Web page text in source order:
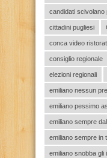
candidati
cittadini pugliesi
conca video
consiglio regionale
elezioni regionali
emiliano nessun
emiliano pessimo
emiliano sempre
emiliano sempre in
emiliano snobba gli